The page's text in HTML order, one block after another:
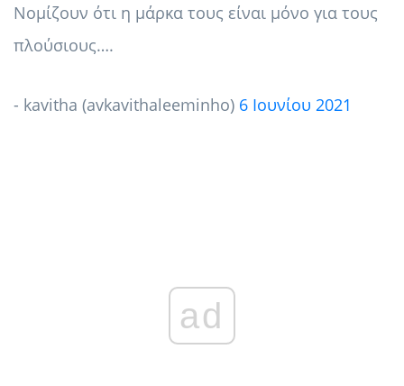
Νομίζουν ότι η μάρκα τους είναι μόνο για τους
πλούσιους….
- kavitha (avkavithaleeminho) 6 Ιουνίου 2021
ad